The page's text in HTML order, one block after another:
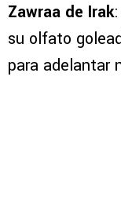
Zawraa de Irak
su olfato
para adelantar